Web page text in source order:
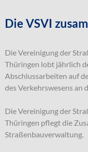
Die VSVI
Die Vereinigung der
Thüringen lobt jährlich
Abschlussarbeiten auf
des Verkehrswesens an
Die Vereinigung der
Thüringen pflegt die
Straßenbauverwaltung.